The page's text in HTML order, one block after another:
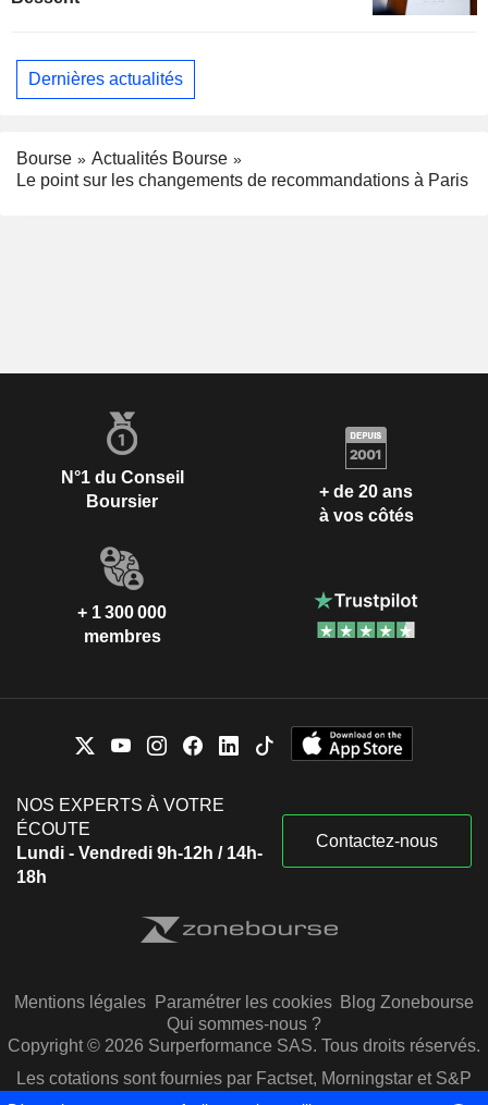
Dernières actualités
Bourse
Actualités Bourse
Le point sur les changements de recommandations à Paris
N°1 du Conseil
Boursier
+ de 20 ans
à vos côtés
+ 1 300 000
membres
NOS EXPERTS À VOTRE
ÉCOUTE
Lundi - Vendredi 9h-12h / 14h-
18h
Contactez-nous
Mentions légales Paramétrer les cookies Blog Zonebourse
Qui sommes-nous ?
Copyright © 2026 Surperformance SAS. Tous droits réservés.
Les cotations sont fournies par Factset, Morningstar et S&P
Capital IQ